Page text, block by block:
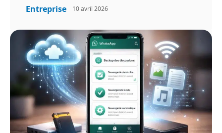
Entreprise 10 avril 2026